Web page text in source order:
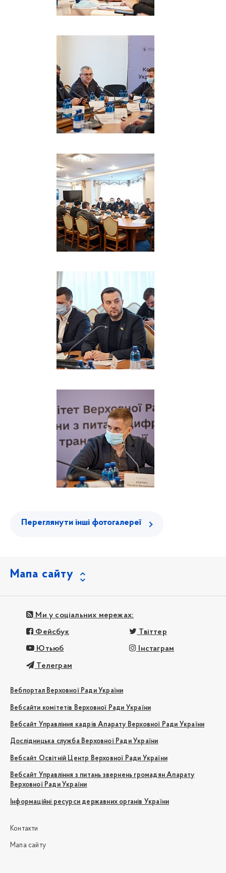
Переглянути інші фотогалереї
Мапа сайту
Ми у соціальних мережах:
Фейсбук Твіттер
Ютьюб Інстаграм
Телеграм
Вебпортал Верховної Ради України
Вебсайти комітетів Верховної Ради України
Вебсайт Управління кадрів Апарату Верховної Ради України
Дослідницька служба Верховної Ради України
Вебсайт Освітній Центр Верховної Ради України
Вебсайт Управління з питань звернень громадян Апарату
Верховної Ради України
Інформаційні ресурси державних органів України
Контакти
Мапа сайту